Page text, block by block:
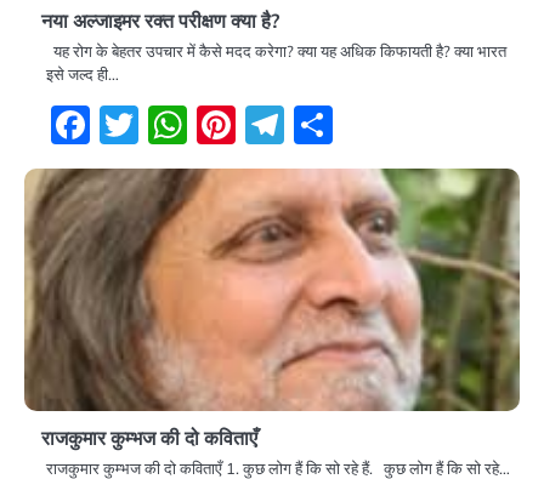
नया अल्जाइमर रक्त परीक्षण क्या है?
यह रोग के बेहतर उपचार में कैसे मदद करेगा? क्या यह अधिक किफायती है? क्या भारत
इसे जल्द ही…
Facebook
Twitter
WhatsApp
Pinterest
Telegram
राजकुमार कुम्भज की दो कविताएँ
राजकुमार कुम्भज की दो कविताएँ 1. कुछ लोग हैं कि सो रहे हैं. कुछ लोग हैं कि सो रहे…